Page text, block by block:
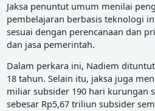
Jaksa penuntut umum menilai
pembelajaran berbasis teknologi
sesuai dengan perencanaan dan
dan jasa pemerintah.
Dalam perkara ini, Nadiem
18 tahun. Selain itu, jaksa juga
miliar subsider 190 hari kurungan
sebesar Rp5,67 triliun subsider